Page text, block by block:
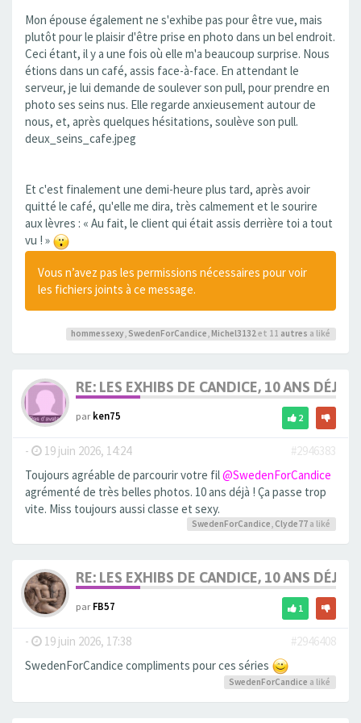
Mon épouse également ne s'exhibe pas pour être vue, mais
plutôt pour le plaisir d'être prise en photo dans un bel endroit.
Ceci étant, il y a une fois où elle m'a beaucoup surprise. Nous
étions dans un café, assis face-à-face. En attendant le
serveur, je lui demande de soulever son pull, pour prendre en
photo ses seins nus. Elle regarde anxieusement autour de
nous, et, après quelques hésitations, soulève son pull.
deux_seins_cafe.jpeg
Et c'est finalement une demi-heure plus tard, après avoir
quitté le café, qu'elle me dira, très calmement et le sourire
aux lèvres : « Au fait, le client qui était assis derrière toi a tout
vu ! »
Vous n’avez pas les permissions nécessaires pour voir
les fichiers joints à ce message.
hommessexy, SwedenForCandice, Michel3132et 11 autres a liké
RE: LES EXHIBS DE CANDICE, 10 ANS DÉJÀ,
parken75 2
- 19 juin 2026, 14:24
#2946383
Toujours agréable de parcourir votre fil@SwedenForCandice
agrémenté de très belles photos. 10 ans déjà ! Ça passe trop
vite. Miss toujours aussi classe et sexy.
SwedenForCandice Clyde77 a liké
RE: LES EXHIBS DE CANDICE, 10 ANS DÉJÀ,
parFB57 1
- 19 juin 2026, 17:38
#2946408
SwedenForCandice compliments pour ces séries
SwedenForCandice a liké